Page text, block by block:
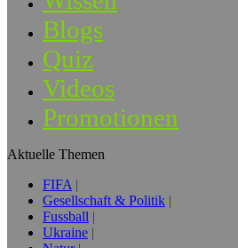
Blogs
Quiz
Videos
Promotionen
Aktuelle Themen
FIFA
Gesellschaft & Politik
Fussball
Ukraine